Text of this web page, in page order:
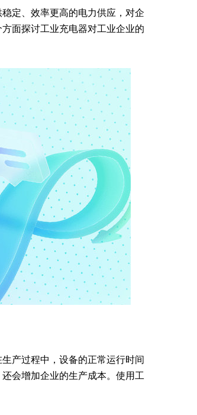
定、效率更高的电力供应，对企
面探讨工业充电器对工业企业的
产过程中，设备的正常运行时间
会增加企业的生产成本。使用工